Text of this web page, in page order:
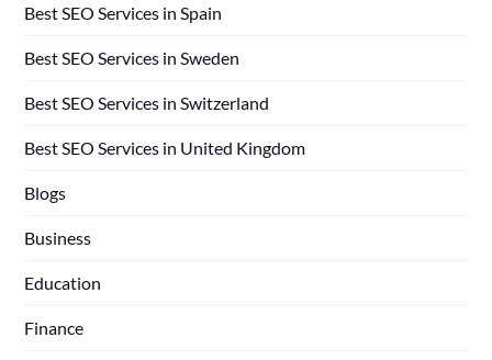
Best SEO Services in Spain
Best SEO Services in Sweden
Best SEO Services in Switzerland
Best SEO Services in United Kingdom
Blogs
Business
Education
Finance